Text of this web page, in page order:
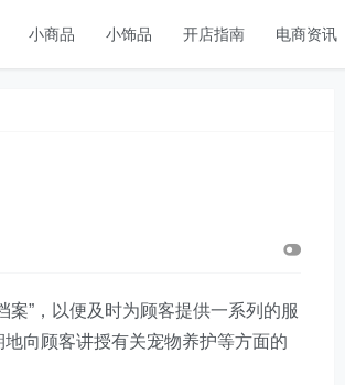
小商品 小饰品 开店指南 电商资讯
”，以便及时为顾客提供一系列的服
向顾客讲授有关宠物养护等方面的